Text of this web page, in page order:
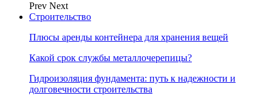
Prev Next
Строительство
Плюсы аренды контейнера для хранения вещей
Какой срок службы металлочерепицы?
Гидроизоляция фундамента: путь к надежности и
долговечности строительства